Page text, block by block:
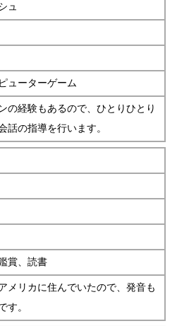
ュ
ューターゲーム
の経験もあるので、ひとりひとり
話の指導を行います。
賞、読書
メリカに住んでいたので、発音も
す。